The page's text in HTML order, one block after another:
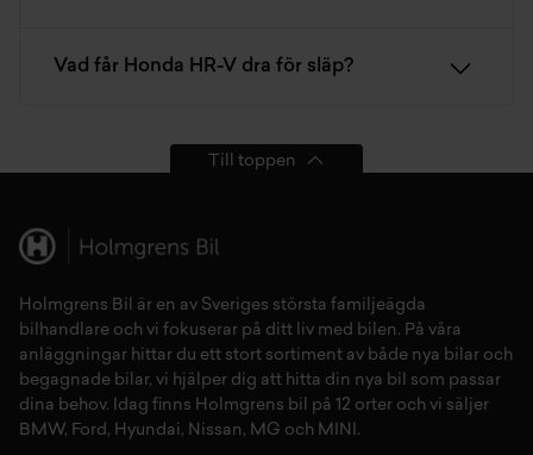
Vad får Honda HR-V dra för släp?
Till toppen
Holmgrens Bil är en av Sveriges största familjeägda
bilhandlare och vi fokuserar på ditt liv med bilen. På våra
anläggningar hittar du ett stort sortiment av både nya bilar och
begagnade bilar, vi hjälper dig att hitta din nya bil som passar
dina behov. Idag finns Holmgrens bil på 12 orter och vi säljer
BMW, Ford , Hyundai, Nissan , MG och MINI .